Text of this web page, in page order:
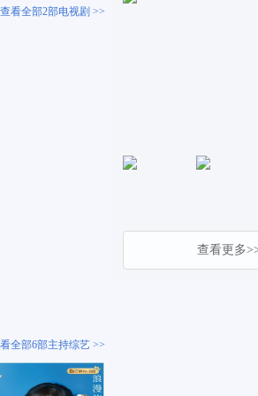
查看全部2部电视剧 >>
全部6部主持综艺 >>
查看更多